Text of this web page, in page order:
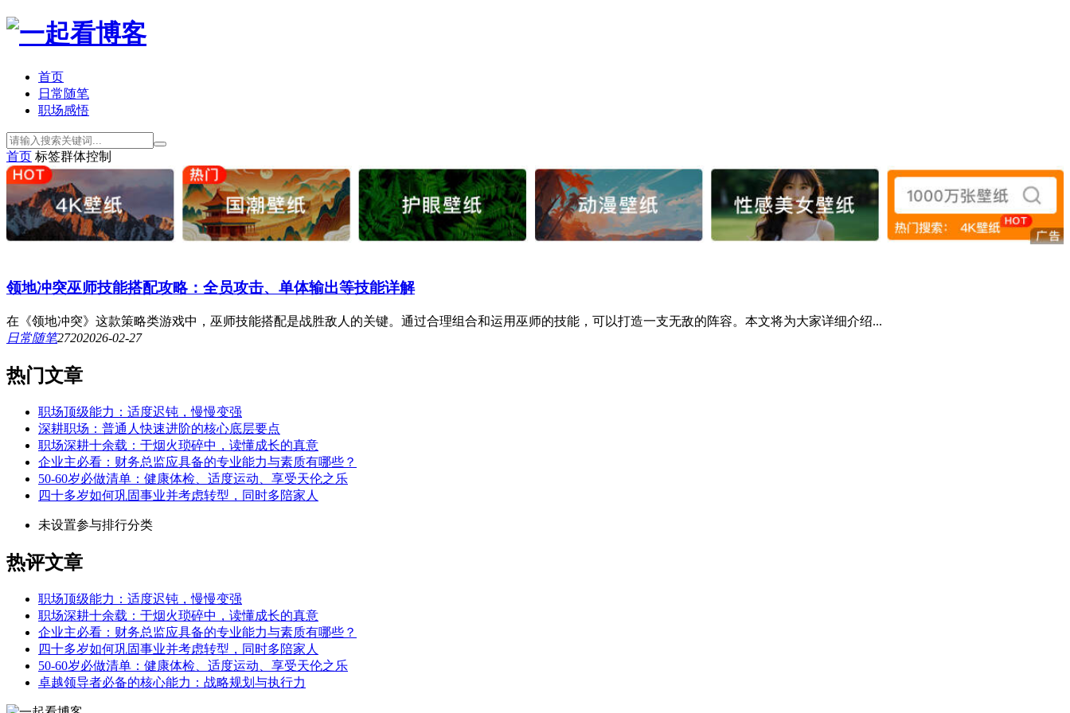
首页
日常随笔
职场感悟
首页 标签群体控制
领地冲突巫师技能搭配攻略：全员攻击、单体输出等技能详解
在《领地冲突》这款策略类游戏中，巫师技能搭配是战胜敌人的关键。通过合理组合和运用巫师的技能，可以打造一支无敌的阵容。本文将为大家详细介绍...
日常随笔27202026-02-27
热门文章
职场顶级能力：适度迟钝，慢慢变强
深耕职场：普通人快速进阶的核心底层要点
职场深耕十余载：于烟火琐碎中，读懂成长的真意
企业主必看：财务总监应具备的专业能力与素质有哪些？
50-60岁必做清单：健康体检、适度运动、享受天伦之乐
四十多岁如何巩固事业并考虑转型，同时多陪家人
未设置参与排行分类
热评文章
职场顶级能力：适度迟钝，慢慢变强
职场深耕十余载：于烟火琐碎中，读懂成长的真意
企业主必看：财务总监应具备的专业能力与素质有哪些？
四十多岁如何巩固事业并考虑转型，同时多陪家人
50-60岁必做清单：健康体检、适度运动、享受天伦之乐
卓越领导者必备的核心能力：战略规划与执行力